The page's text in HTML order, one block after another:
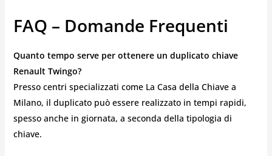
FAQ – Domande Frequenti
Quanto tempo serve per ottenere un duplicato chiave
Renault Twingo?
Presso centri specializzati come La Casa della Chiave a
Milano, il duplicato può essere realizzato in tempi rapidi,
spesso anche in giornata, a seconda della tipologia di
chiave.